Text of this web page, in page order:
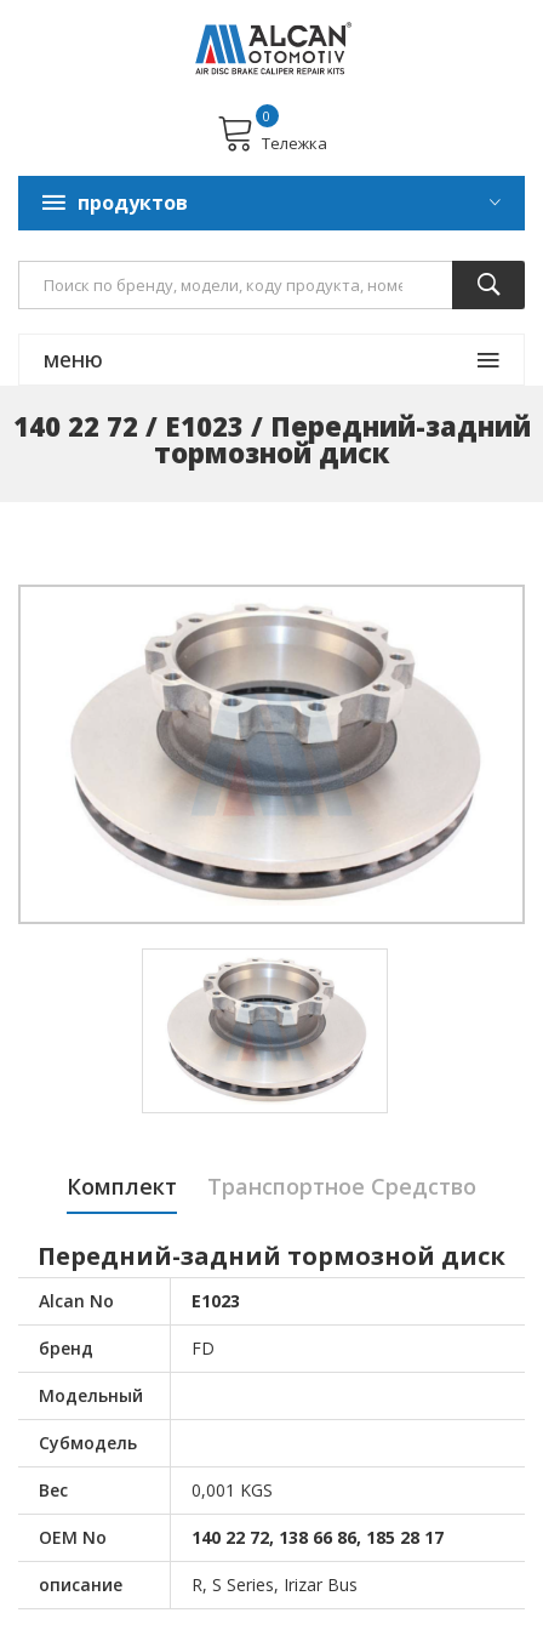
Тележка
0
продуктов
меню
140 22 72 / E1023 / Передний-задний
тормозной диск
Комплект Транспортное Средство
Передний-задний тормозной диск
Alcan No E1023
бренд FD
Модельный
Субмодель
Вес 0,001 KGS
OEM No 140 22 72, 138 66 86, 185 28 17
описание R, S Series, Irizar Bus